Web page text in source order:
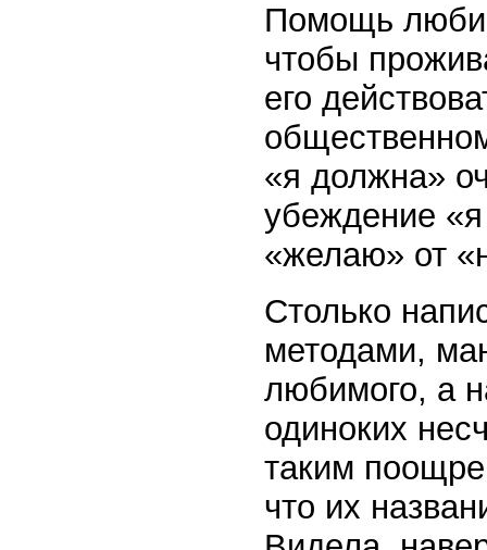
Помощь
чтобы
его
«я должна»
убеждение «я
«желаю» от
Столько
методами,
любимого, а
одиноких
таким
что их